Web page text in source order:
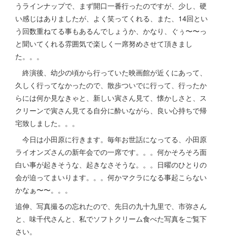
うラインナップで、まず開口一番行ったのですが、少し、硬
い感じはありましたが、よく笑ってくれる、また、14回とい
う回数重ねてる事もあるんでしょうか、かなり、ぐぅ〜〜っ
と聞いてくれる雰囲気で楽しく一席努めさせて頂きまし
た。。。
終演後、幼少の頃から行っていた映画館が近くにあって、
久しく行ってなかったので、散歩ついでに行って、行ったか
らには何か見なきゃと、新しい寅さん見て、懐かしさと、ス
クリーンで寅さん見てる自分に酔いながら、良い心持ちで帰
宅致しました。。。
今日は小田原に行きます。毎年お世話になってる、小田原
ライオンズさんの新年会での一席です。。。何かそろそろ面
白い事が起きそうな、起きなさそうな。。。日曜のひとりの
会が迫ってまいります。。。何かマクラになる事起こらない
かなぁ〜〜。。。
追伸、写真撮るの忘れたので、先日の九十九里で、市弥さん
と、味千代さんと、私でソフトクリーム食べた写真をご覧下
さい。